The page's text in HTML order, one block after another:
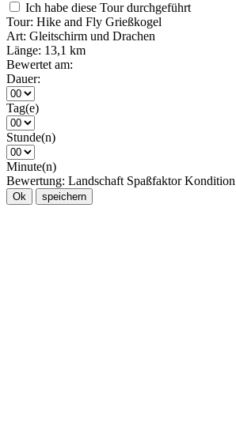
Ich habe diese Tour durchgeführt
Tour: Hike and Fly Grießkogel
Art: Gleitschirm und Drachen
Länge: 13,1 km
Bewertet am:
Dauer:
Tag(e)
Stunde(n)
Minute(n)
Bewertung: Landschaft Spaßfaktor Kondition
Ok speichern